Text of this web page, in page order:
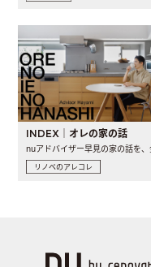
INDEX｜オレの家の話
リノベのアレコレ